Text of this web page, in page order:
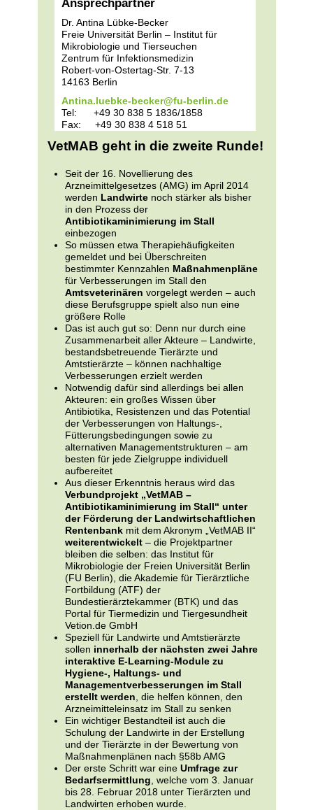
Dr. Antina Lübke-Becker
Freie Universität Berlin – Institut für
Mikrobiologie und Tierseuchen
Zentrum für Infektionsmedizin
Robert-von-Ostertag-Str. 7-13
14163 Berlin
Antina.luebke-becker@fu-berlin.de
Tel: +49 30 838 5 1836/1858
Fax: +49 30 838 4 518 51
VetMAB geht in die zweite Runde!
Seit der 16. Novellierung des
Arzneimittelgesetzes (AMG) im April 2014
werden Landwirte noch stärker als bisher
in den Prozess der
Antibiotikaminimierung im Stall
einbezogen
So müssen etwa Therapiehäufigkeiten
gemeldet und bei Überschreiten
bestimmter Kennzahlen Maßnahmenpläne
für Verbesserungen im Stall den
Amtsveterinären vorgelegt werden – auch
diese Berufsgruppe spielt also nun eine
größere Rolle
Das ist auch gut so: Denn nur durch eine
Zusammenarbeit aller Akteure – Landwirte,
bestandsbetreuende Tierärzte und
Amtstierärzte – können nachhaltige
Verbesserungen erzielt werden
Notwendig dafür sind allerdings bei allen
Akteuren: ein großes Wissen über
Antibiotika, Resistenzen und das Potential
der Verbesserungen von Haltungs-,
Fütterungsbedingungen sowie zu
alternativen Managementstrukturen – am
besten für jede Zielgruppe individuell
aufbereitet
Aus dieser Erkenntnis heraus wird das
Verbundprojekt „VetMAB –
Antibiotikaminimierung im Stall“ unter
der Förderung der Landwirtschaftlichen
Rentenbank mit dem Akronym „VetMAB II“
weiterentwickelt – die Projektpartner
bleiben die selben: das Institut für
Mikrobiologie der Freien Universität Berlin
(FU Berlin), die Akademie für Tierärztliche
Fortbildung (ATF) der
Bundestierärztekammer (BTK) und das
Portal für Tiermedizin und Tiergesundheit
Vetion.de GmbH
Speziell für Landwirte und Amtstierärzte
sollen innerhalb der nächsten zwei Jahre
interaktive E-Learning-Module zu
Hygiene-, Haltungs- und
Managementverbesserungen im Stall
erstellt werden , die helfen können, den
Arzneimitteleinsatz im Stall zu senken
Ein wichtiger Bestandteil ist auch die
Schulung der Landwirte in der Erstellung
und der Tierärzte in der Bewertung von
Maßnahmenplänen nach §58b AMG
Der erste Schritt war eine Umfrage zur
Bedarfsermittlung , welche vom 3. Januar
bis 28. Februar 2018 unter Tierärzten und
Landwirten erhoben wurde.